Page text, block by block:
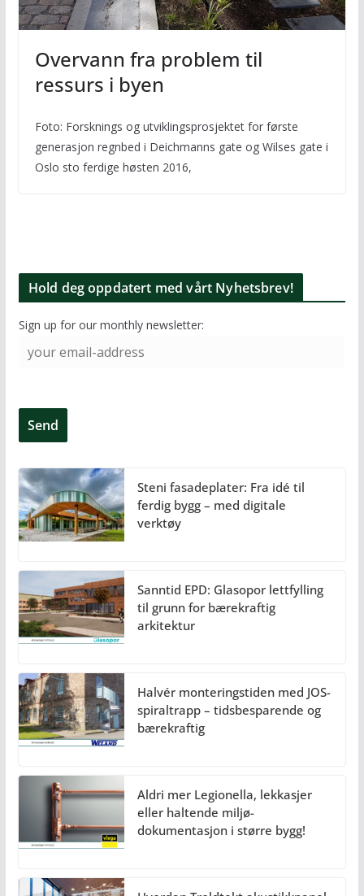
Overvann fra problem til
ressurs i byen
Foto: Forsknings og utviklingsprosjektet for første
generasjon regnbed i Deichmanns gate og Wilses gate i
Oslo sto ferdige høsten 2016,
Hold deg oppdatert med vårt Nyhetsbrev!
Sign up for our monthly newsletter:
Steni fasadeplater: Fra idé til
ferdig bygg – med digitale
verktøy
Sanntid EPD: Glasopor lettfylling
til grunn for bærekraftig
arkitektur
Halvér monteringstiden med JOS-
spiraltrapp – tidsbesparende og
bærekraftig
Aldri mer Legionella, lekkasjer
eller haltende miljø-
dokumentasjon i større bygg!